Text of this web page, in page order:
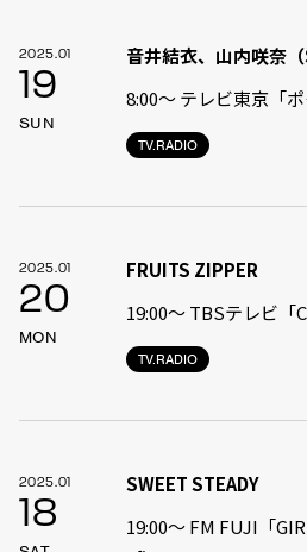
2025.01
19
SUN
TV.RADIO
音井結衣、山内咲奈（
8:00〜 テレビ東京「
2025.01
20
MON
TV.RADIO
FRUITS ZIPPER
19:00〜 TBSテレビ「
2025.01
18
SWEET STEADY
19:00〜 FM FUJI「